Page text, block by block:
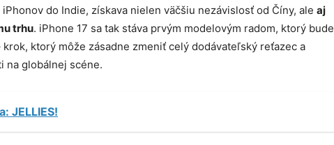
do Indie, získava nielen väčšiu nezávislosť od Číny, ale aj
trhu. iPhone 17 sa tak stáva prvým modelovým radom, ktorý bude
ktorý môže zásadne zmeniť celý dodávateľský reťazec a
na globálnej scéne.
JELLIES!